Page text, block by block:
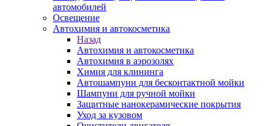
автомобилей
Освещение
Автохимия и автокосметика
Назад
Автохимия и автокосметика
Автохимия в аэрозолях
Химия для клининга
Автошампуни для бесконтактной мойки
Шампуни для ручной мойки
Защитные нанокерамические покрытия
Уход за кузовом